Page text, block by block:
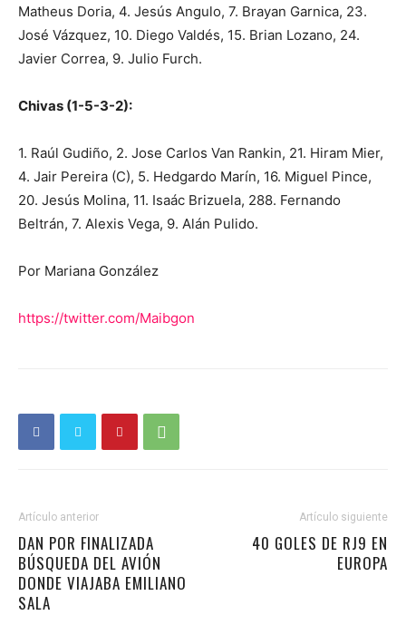
Matheus Doria, 4. Jesús Angulo, 7. Brayan Garnica, 23.
José Vázquez, 10. Diego Valdés, 15. Brian Lozano, 24.
Javier Correa, 9. Julio Furch.
Chivas (1-5-3-2):
1. Raúl Gudiño, 2. Jose Carlos Van Rankin, 21. Hiram Mier,
4. Jair Pereira (C), 5. Hedgardo Marín, 16. Miguel Pince,
20. Jesús Molina, 11. Isaác Brizuela, 288. Fernando
Beltrán, 7. Alexis Vega, 9. Alán Pulido.
Por Mariana González
https://twitter.com/Maibgon
Artículo anterior
DAN POR FINALIZADA
BÚSQUEDA DEL AVIÓN
DONDE VIAJABA EMILIANO
SALA
Artículo siguiente
40 GOLES DE RJ9 EN
EUROPA